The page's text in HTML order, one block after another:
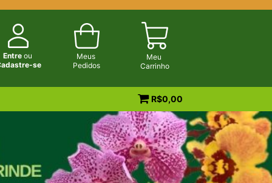
Entreou
se
Meus
Pedidos
Meu
Carrinho
R$0,00